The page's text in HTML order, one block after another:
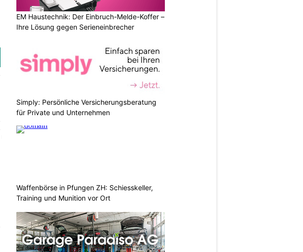
EM Haustechnik: Der Einbruch-Melde-Koffer –
Ihre Lösung gegen Serieneinbrecher
Simply: Persönliche Versicherungsberatung
für Private und Unternehmen
Waffenbörse in Pfungen ZH: Schiesskeller,
Training und Munition vor Ort